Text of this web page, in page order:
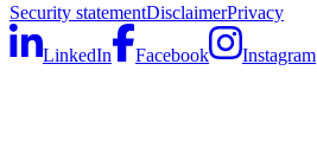
Security statementDisclaimerPrivacy
LinkedIn Facebook Instagram